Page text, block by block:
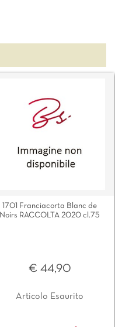
1701 Franciacorta Blanc de
Noirs RACCOLTA 2020 cl.75
€ 44,90
Articolo Esaurito